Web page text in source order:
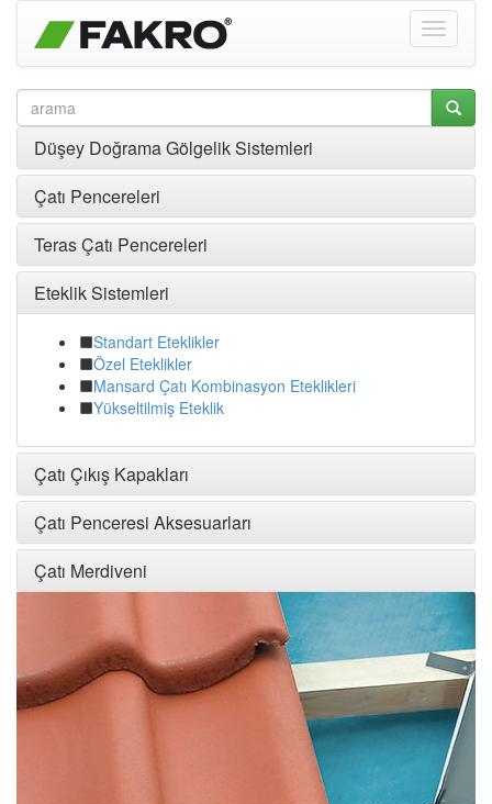
Düşey Doğrama Gölgelik Sistemleri
Çatı Pencereleri
Teras Çatı Pencereleri
Eteklik Sistemleri
Standart Eteklikler
Özel Eteklikler
Mansard Çatı Kombinasyon Eteklikleri
Yükseltilmiş Eteklik
Çatı Çıkış Kapakları
Çatı Penceresi Aksesuarları
Çatı Merdiveni